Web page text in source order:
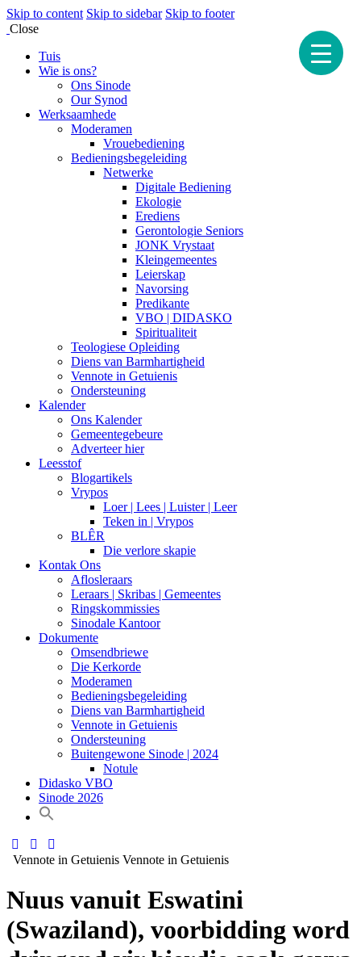
Skip to content Skip to sidebar Skip to footer
Close
Tuis
Wie is ons?
Ons Sinode
Our Synod
Werksaamhede
Moderamen
Vrouebediening
Bedieningsbegeleiding
Netwerke
Digitale Bediening
Ekologie
Erediens
Gerontologie Seniors
JONK Vrystaat
Kleingemeentes
Leierskap
Navorsing
Predikante
VBO | DIDASKO
Spiritualiteit
Teologiese Opleiding
Diens van Barmhartigheid
Vennote in Getuienis
Ondersteuning
Kalender
Ons Kalender
Gemeentegebeure
Adverteer hier
Leesstof
Blogartikels
Vrypos
Loer | Lees | Luister | Leer
Teken in | Vrypos
BLÊR
Die verlore skapie
Kontak Ons
Aflosleraars
Leraars | Skribas | Gemeentes
Ringskommissies
Sinodale Kantoor
Dokumente
Omsendbriewe
Die Kerkorde
Moderamen
Bedieningsbegeleiding
Diens van Barmhartigheid
Vennote in Getuienis
Ondersteuning
Buitengewone Sinode | 2024
Notule
Didasko VBO
Sinode 2026
Vennote in Getuienis Vennote in Getuienis
Nuus vanuit Eswatini
(Swaziland), voorbidding word